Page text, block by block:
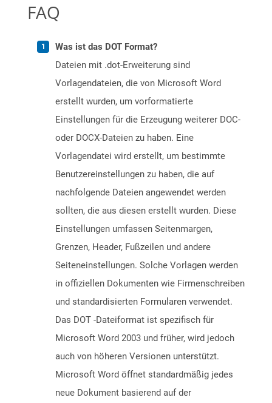
FAQ
Was ist das DOT Format?
Dateien mit .dot-Erweiterung sind
Vorlagendateien, die von Microsoft Word
erstellt wurden, um vorformatierte
Einstellungen für die Erzeugung weiterer DOC-
oder DOCX-Dateien zu haben. Eine
Vorlagendatei wird erstellt, um bestimmte
Benutzereinstellungen zu haben, die auf
nachfolgende Dateien angewendet werden
sollten, die aus diesen erstellt wurden. Diese
Einstellungen umfassen Seitenmargen,
Grenzen, Header, Fußzeilen und andere
Seiteneinstellungen. Solche Vorlagen werden
in offiziellen Dokumenten wie Firmenschreiben
und standardisierten Formularen verwendet.
Das DOT -Dateiformat ist spezifisch für
Microsoft Word 2003 und früher, wird jedoch
auch von höheren Versionen unterstützt.
Microsoft Word öffnet standardmäßig jedes
neue Dokument basierend auf der